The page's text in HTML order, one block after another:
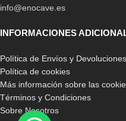
info@enocave.es
INFORMACIONES
Política de Envíos y Devoluciones
Política de cookies
Más información sobre las
Términos y Condiciones
Sobre Nosotros